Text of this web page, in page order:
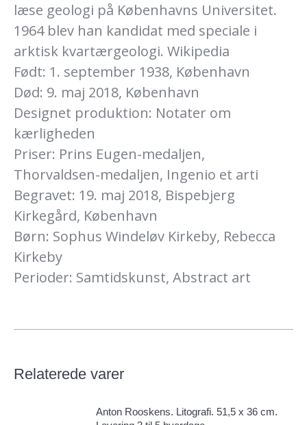
læse geologi på Københavns Universitet.
1964 blev han kandidat med speciale i
arktisk kvartærgeologi. Wikipedia
Født: 1. september 1938, København
Død: 9. maj 2018, København
Designet produktion: Notater om
kærligheden
Priser: Prins Eugen-medaljen,
Thorvaldsen-medaljen, Ingenio et arti
Begravet: 19. maj 2018, Bispebjerg
Kirkegård, København
Børn: Sophus Windeløv Kirkeby, Rebecca
Kirkeby
Perioder: Samtidskunst, Abstract art
Relaterede varer
Anton Rooskens. Litografi. 51,5 x 36 cm.